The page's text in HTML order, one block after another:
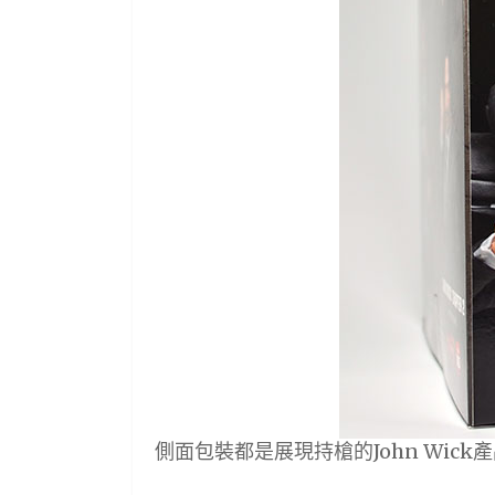
側面包裝都是展現持槍的John Wick